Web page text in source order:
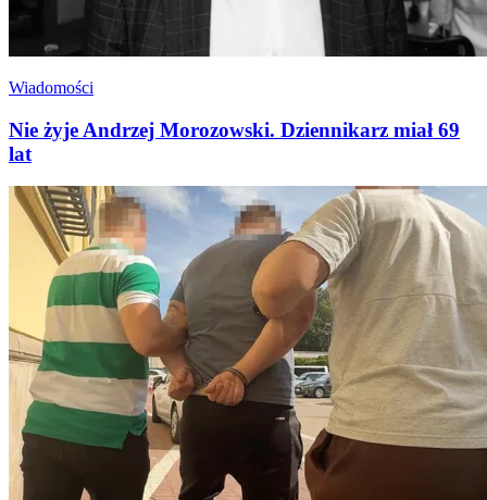
Wiadomości
Nie żyje Andrzej Morozowski. Dziennikarz miał 69
lat